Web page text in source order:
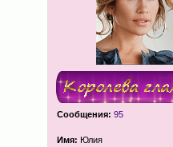
Сообщения: 95
Имя: Юлия